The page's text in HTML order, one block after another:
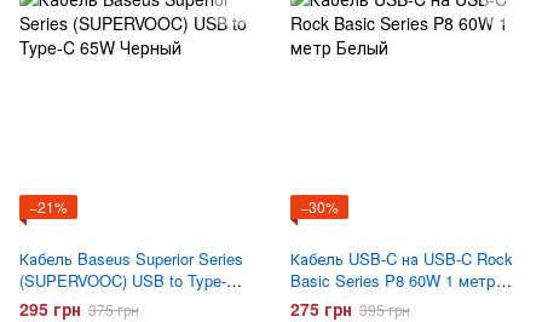
−21%
Кабель Baseus Superior Series
(SUPERVOOC) USB to Type-C
65W Черный
295 грн 375 грн
−30%
Кабель USB-C на USB-C Rock
Basic Series P8 60W 1 метр
Белый
275 грн 395 грн